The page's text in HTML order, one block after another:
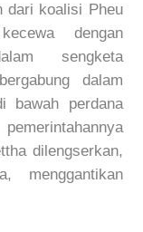
dari koalisi Pheu
dengan
sengketa
bergabung
dalam
bawah
perdana
pemerintahannya
dilengserkan,
menggantikan